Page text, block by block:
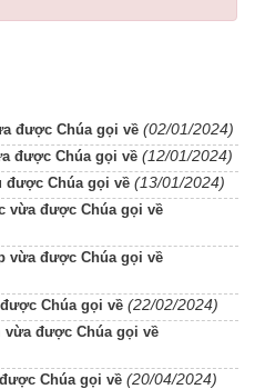
được Chúa gọi về (02/01/2024)
được Chúa gọi về (12/01/2024)
được Chúa gọi về (13/01/2024)
vừa được Chúa gọi về
vừa được Chúa gọi về
Chúa gọi về (22/02/2024)
vừa được Chúa gọi về
Chúa gọi về (20/04/2024)